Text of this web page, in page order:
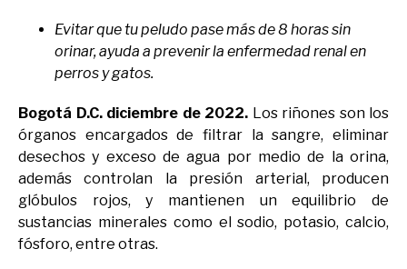
Evitar que tu peludo pase más de 8 horas sin
orinar, ayuda a prevenir la enfermedad renal en
perros y gatos.
Bogotá D.C. diciembre de 2022. Los riñones son los
órganos encargados de filtrar la sangre, eliminar
desechos y exceso de agua por medio de la orina,
además controlan la presión arterial, producen
glóbulos rojos, y mantienen un equilibrio de
sustancias minerales como el sodio, potasio, calcio,
fósforo, entre otras.